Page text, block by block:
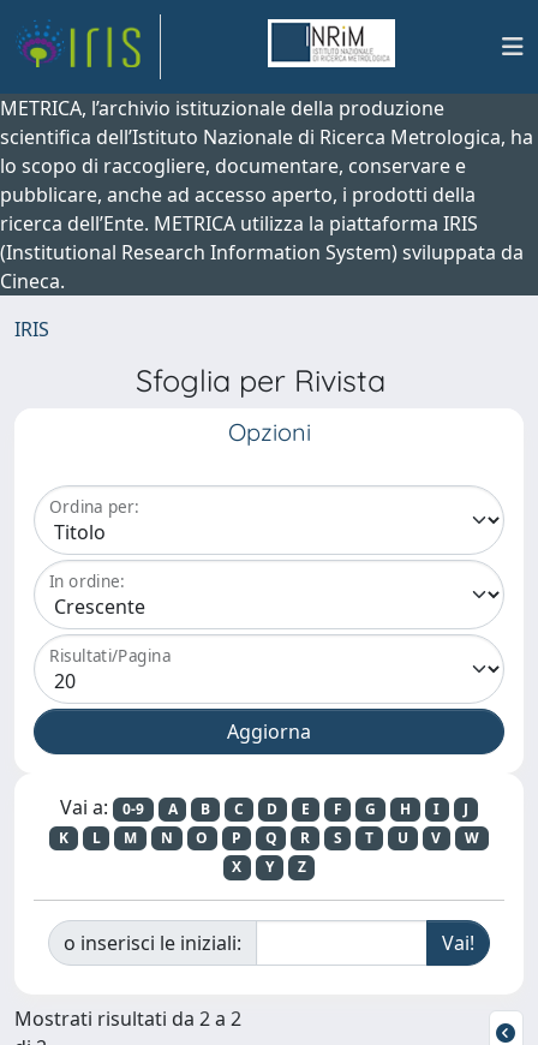
METRICA, l’archivio istituzionale della produzione
scientifica dell’Istituto Nazionale di Ricerca Metrologica, ha
lo scopo di raccogliere, documentare, conservare e
pubblicare, anche ad accesso aperto, i prodotti della
ricerca dell’Ente. METRICA utilizza la piattaforma IRIS
(Institutional Research Information System) sviluppata da
Cineca.
IRIS
Sfoglia per Rivista
Opzioni
Ordina per:
In ordine:
Risultati/Pagina
Vai a: 0-9 A B C D E F G H I
J
K
L M N O P Q R S T U V
W
X
Y Z
o inserisci le iniziali:
Mostrati risultati da 2 a 2